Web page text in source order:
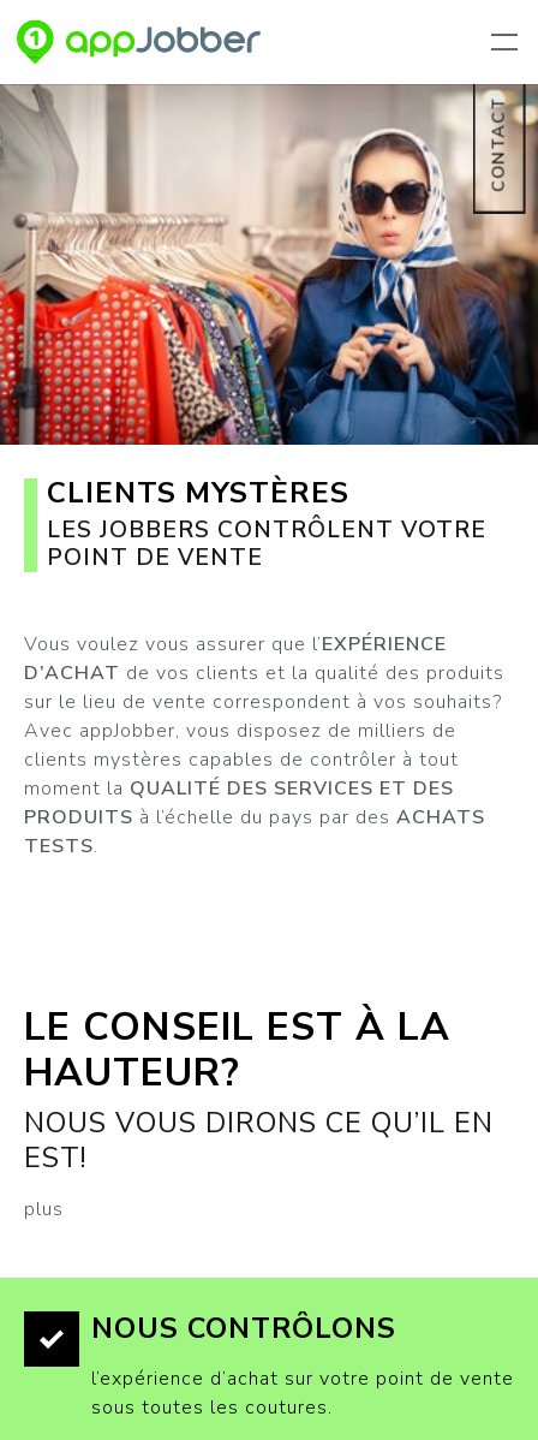
Aller au contenu principal
CLIENTS MYSTÈRES
LES JOBBERS CONTRÔLENT VOTRE
POINT DE VENTE
Vous voulez vous assurer que l’EXPÉRIENCE
D’ACHAT de vos clients et la qualité des produits
sur le lieu de vente correspondent à vos souhaits?
Avec appJobber, vous disposez de milliers de
clients mystères capables de contrôler à tout
moment la QUALITÉ DES SERVICES ET DES
PRODUITS à l’échelle du pays par des ACHATS
TESTS.
LE CONSEIL EST À LA
HAUTEUR?
NOUS VOUS DIRONS CE QU’IL EN
EST!
plus
NOUS CONTRÔLONS
l’expérience d’achat sur votre point de vente
sous toutes les coutures.
CONTACT